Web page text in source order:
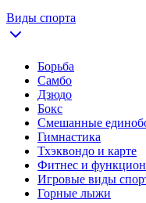
Виды спорта
Борьба
Самбо
Дзюдо
Бокс
Смешанные
Гимнастика
Тхэквондо и карте
Фитнес и
Игровые виды
Горные лыжи